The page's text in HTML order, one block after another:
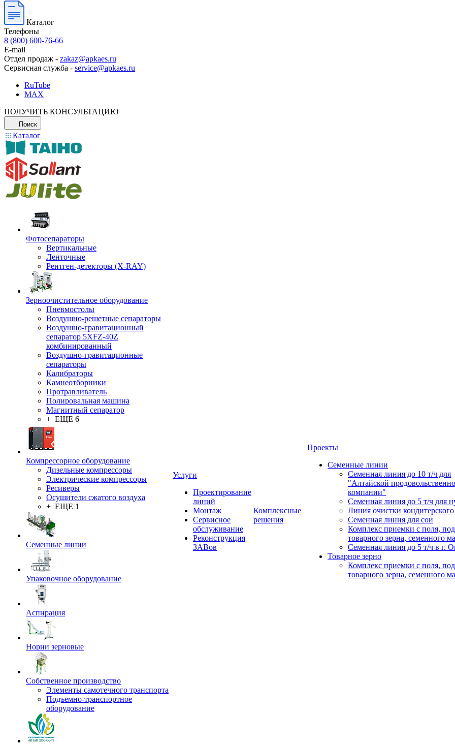
Каталог
Телефоны
8 (800) 600-76-66
E-mail
Отдел продаж - zakaz@apkaes.ru
Сервисная служба - service@apkaes.ru
RuTube
MAX
ПОЛУЧИТЬ КОНСУЛЬТАЦИЮ
Поиск
Каталог
Фотосепараторы
Вертикальные
Ленточные
Рентген-детекторы (X-RAY)
Зерноочистительное оборудование
Пневмостолы
Воздушно-решетные сепараторы
Воздушно-гравитационный
сепаратор 5XFZ-40Z
комбинированный
Воздушно-гравитационные
сепараторы
Калибраторы
Камнеотборники
Протравливатель
Полировальная машина
Магнитный сепаратор
+ ЕЩЕ 6
Компрессорное оборудование
Дизельные компрессоры
Электрические компрессоры
Ресиверы
Осушители сжатого воздуха
+ ЕЩЕ 1
Семенные линии
Упаковочное оборудование
Аспирация
Нории зерновые
Собственное производство
Элементы самотечного транспорта
Подъемно-транспортное
оборудование
Услуги
Проектирование
линий
Монтаж
Сервисное
обслуживание
Реконструкция
ЗАВов
Комплексные
решения
Проекты
Семенные линии
Семенная линия до 10 т/ч для
"Алтайской
компании"
Семенная линия до 5 т/ч для
Линия очистки кондитерского
Семенная линия для сои
Комплекс приемки с поля,
товарного зерна, семенного
Семенная линия до 5 т/ч в г.
Товарное зерно
Комплекс приемки с поля,
товарного зерна, семенного